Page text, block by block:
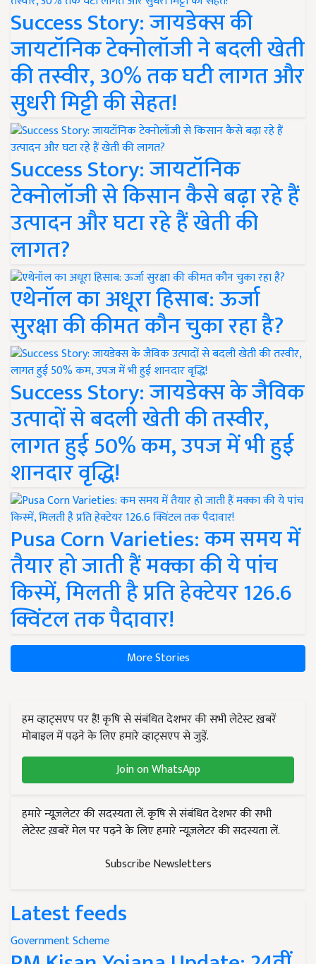
Success Story: जायडेक्स की
जायटॉनिक टेक्नोलॉजी ने बदली खेती
की तस्वीर, 30% तक घटी लागत और
सुधरी मिट्टी की सेहत!
Success Story: जायटॉनिक
टेक्नोलॉजी से किसान कैसे बढ़ा रहे हैं
उत्पादन और घटा रहे हैं खेती की
लागत?
एथेनॉल का अधूरा हिसाब: ऊर्जा
सुरक्षा की कीमत कौन चुका रहा है?
Success Story: जायडेक्स के जैविक
उत्पादों से बदली खेती की तस्वीर,
लागत हुई 50% कम, उपज में भी हुई
शानदार वृद्धि!
Pusa Corn Varieties: कम समय में
तैयार हो जाती हैं मक्का की ये पांच
किस्में, मिलती है प्रति हेक्टेयर 126.6
क्विंटल तक पैदावार!
More Stories
हम व्हाट्सएप पर हैं! कृषि से संबंधित देशभर की सभी लेटेस्ट ख़बरें
मोबाइल में पढ़ने के लिए हमारे व्हाट्सएप से जुड़ें.
Join on WhatsApp
हमारे न्यूज़लेटर की सदस्यता लें. कृषि से संबंधित देशभर की सभी
लेटेस्ट ख़बरें मेल पर पढ़ने के लिए हमारे न्यूज़लेटर की सदस्यता लें.
Subscribe Newsletters
Latest feeds
Government Scheme